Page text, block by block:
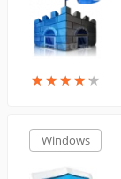
★★★★★
★★★★★
Windows